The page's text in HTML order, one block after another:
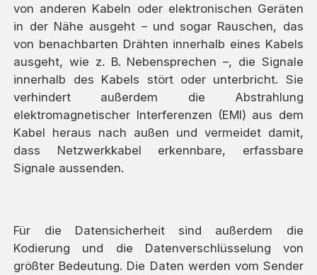
von anderen Kabeln oder elektronischen Geräten
in der Nähe ausgeht – und sogar Rauschen, das
von benachbarten Drähten innerhalb eines Kabels
ausgeht, wie z. B. Nebensprechen –, die Signale
innerhalb des Kabels stört oder unterbricht. Sie
verhindert außerdem die Abstrahlung
elektromagnetischer Interferenzen (EMI) aus dem
Kabel heraus nach außen und vermeidet damit,
dass Netzwerkkabel erkennbare, erfassbare
Signale aussenden.
Für die Datensicherheit sind außerdem die
Kodierung und die Datenverschlüsselung von
größter Bedeutung. Die Daten werden vom Sender